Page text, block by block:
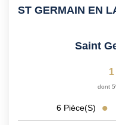
Saint
dont
6 Pièce(s)